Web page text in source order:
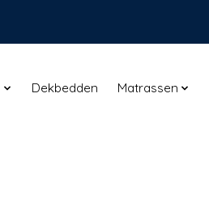
Dekbedden Matrassen